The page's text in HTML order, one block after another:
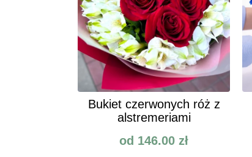
Bukiet czerwonych róż z
alstremeriami
od 146.00 zł